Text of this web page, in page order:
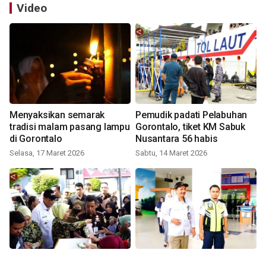
Video
Menyaksikan semarak
tradisi malam pasang lampu
di Gorontalo
Selasa, 17 Maret 2026
Pemudik padati Pelabuhan
Gorontalo, tiket KM Sabuk
Nusantara 56 habis
Sabtu, 14 Maret 2026